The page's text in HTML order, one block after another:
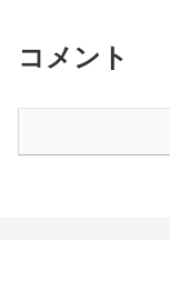
コメント